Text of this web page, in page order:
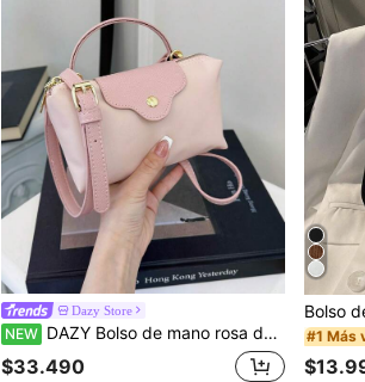
Dazy Store
NEW DAZY Bolso de mano rosa de moda, bolso cruzado, bolso de mujer, bolso de teléfono compacto y exquisito, fácil de llevar, bolso cruzado para el uso diario
$33.490
#1 Más